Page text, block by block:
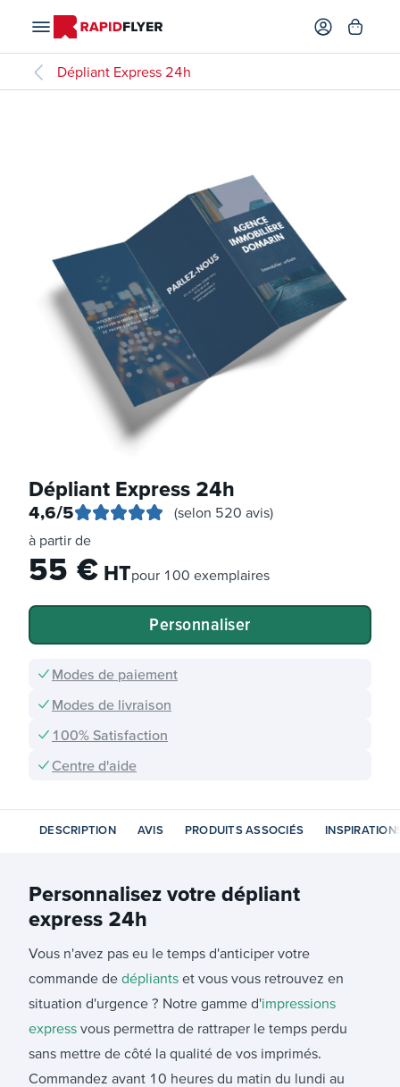
Dépliant Express 24h
DESCRIPTION AVIS PRODUITS ASSOCIÉS
Dépliant Express 24h
4,6/5
(selon 520 avis)
à partir de
55 €HTpour 100 exemplaires
Personnaliser
Modes de paiement
Modes de livraison
100% Satisfaction
Centre d'aide
Personnalisez votre dépliant
express 24h
Vous n'avez pas eu le temps d'anticiper votre
commande de dépliants et vous vous retrouvez en
situation d'urgence ? Notre gamme d'impressions
express vous permettra de rattraper le temps perdu
sans mettre de côté la qualité de vos imprimés.
Commandez avant 10 heures du matin du lundi au